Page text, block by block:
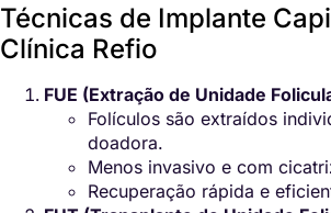
Técnicas de Implante
Clínica Refio
FUE (Extração de Unidade
Folículos são extraídos
doadora.
Menos invasivo e com
Recuperação rápida e